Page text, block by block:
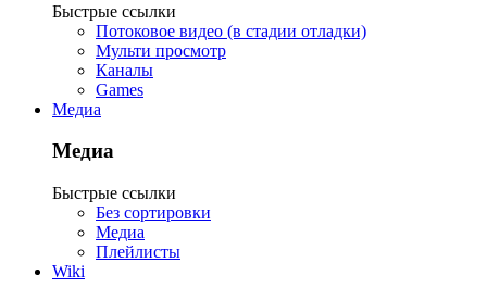
Быстрые ссылки
Потоковое видео (в стадии отладки)
Мульти просмотр
Каналы
Games
Медиа
Медиа
Быстрые ссылки
Без сортировки
Медиа
Плейлисты
Wiki